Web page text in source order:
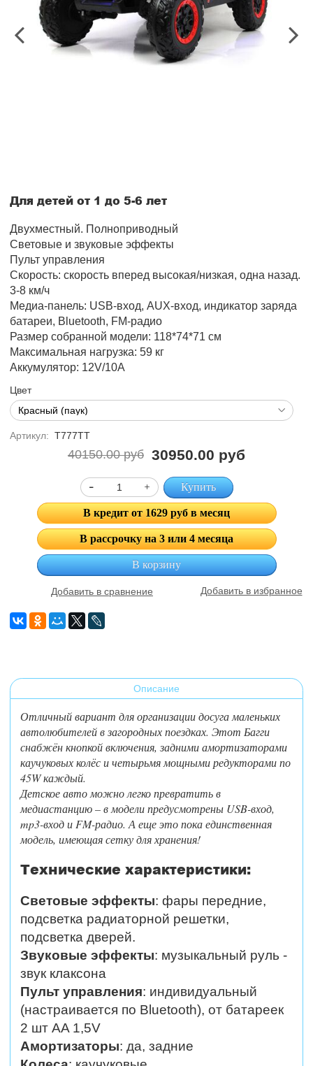
Для детей от 1 до 5-6 лет
Двухместный. Полноприводный
Световые и звуковые эффекты
Пульт управления
Скорость: скорость вперед высокая/низкая, одна назад.
3-8 км/ч
Медиа-панель: USB-вход, AUX-вход, индикатор заряда
батареи, Bluetooth, FM-радио
Размер собранной модели: 118*74*71 см
Максимальная нагрузка: 59 кг
Аккумулятор: 12V/10А
Цвет
Артикул: T777TT
40150.00 руб 30950.00 руб
Купить
В кредит от 1629 руб в месяц
В рассрочку на 3 или 4 месяца
В корзину
Добавить в сравнение Добавить в избранное
Описание
Отличный вариант для организации досуга маленьких
автолюбителей в загородных поездках. Этот Багги
снабжён кнопкой включения, задними амортизаторами
каучуковых колёс и четырьмя мощными редукторами по
45W каждый.
Детское авто можно легко превратить в
медиастанцию – в модели предусмотрены USB-вход,
mp3-вход и FM-радио. А еще это пока единственная
модель, имеющая сетку для хранения!
Технические характеристики:
Световые эффекты: фары передние,
подсветка радиаторной решетки,
подсветка дверей.
Звуковые эффекты: музыкальный руль -
звук клаксона
Пульт управления: индивидуальный
(настраивается по Bluetooth), от батареек
2 шт AA 1,5V
Амортизаторы: да, задние